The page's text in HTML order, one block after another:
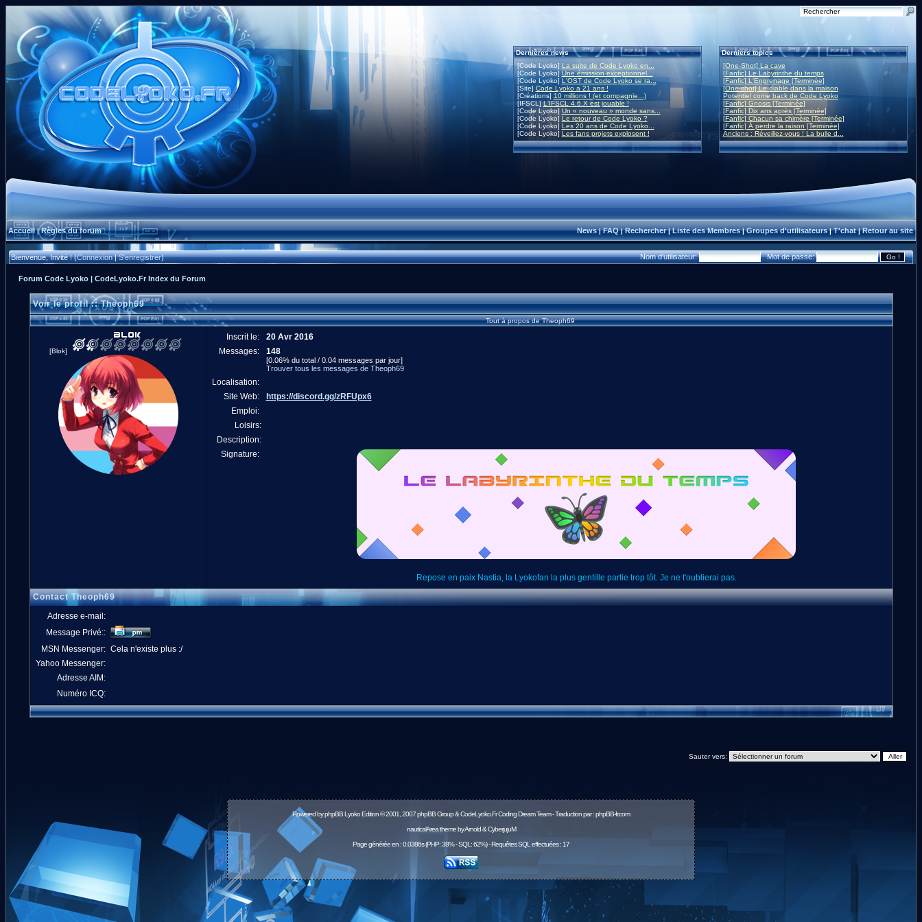
Dernières news
[Code Lyoko] La suite de Code Lyoko en...
[Code Lyoko]Une émission exceptionnel...
[Code Lyoko] L'OST de Code Lyoko se ra...
[Site] Code Lyoko a 21 ans !
[Créations] 10 millions ! (et compagnie...)
[IFSCL]L'IFSCL 4.6.X est jouable !
[Code Lyoko] Un « nouveau » monde sans...
[Code Lyoko] Le retour de Code Lyoko ?
[Code Lyoko] Les 20 ans de Code Lyoko...
[Code Lyoko] Les fans projets explosent !
Derniers topics
[One-Shot] La cave
[Fanfic] Le Labyrinthe du temps
[Fanfic] L'Engrenage [Terminée]
[One-shot] Le diable dans la maison
Potentiel come back de Code Lyoko
[Fanfic] Gnosis [Terminée]
[Fanfic] Dix ans après [Terminée]
[Fanfic] Chacun sa chimère [Terminée]
[Fanfic] À perdre la raison [Terminée]
Anciens : Réveillez-vous ! La bulle d...
Accueil|Règles du forum News|FAQ|Rechercher|Liste des Membres|Groupes d'utilisateurs|T'chat|Retour au site
Bienvenue, Invité ! (Connexion|S'enregistrer) Nom d'utilisateur: Mot de passe:
Forum Code Lyoko | CodeLyoko.Fr Index du Forum
Voir le profil :: Theoph69
Tout à propos de Theoph69
[Blok]
Inscrit le:
20 Avr 2016
Messages:
148
[0.06% du total / 0.04 messages par jour]
Trouver tous les messages de Theoph69
Localisation:
Site Web:
https://discord.gg/zRFUpx6
Emploi:
Loisirs:
Description:
Signature:
Repose en paix Nastia, la Lyokofan la plus gentille partie trop tôt. Je ne t'oublierai pas.
Contact Theoph69
Adresse e-mail:
Message Privé::
MSN Messenger: Cela n'existe plus :/
Yahoo Messenger:
Adresse AIM:
Numéro ICQ:
Sauter vers:
Powered byphpBBLyoko Edition © 2001, 2007 phpBB Group & CodeLyoko.Fr Coding Dream Team - Traduction par :phpBB-fr.com
nauticalArea theme by Arnold & CyberjujuM
Page générée en : 0.0386s (PHP: 38% - SQL: 62%) - Requêtes SQL effectuées : 17